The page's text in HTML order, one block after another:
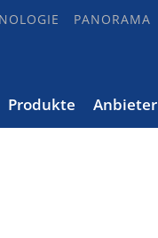
PANORAMA
Produkte Anbieter